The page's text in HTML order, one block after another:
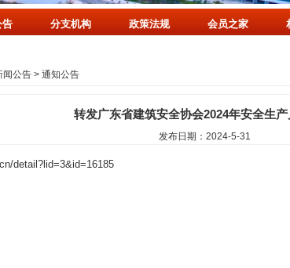
告 分支机构 政策法规 会员之家
闻公告 > 通知公告
转发广东省建筑安全协会2024年安全生
发布日期：2024-5-31
detail?lid=3&id=16185